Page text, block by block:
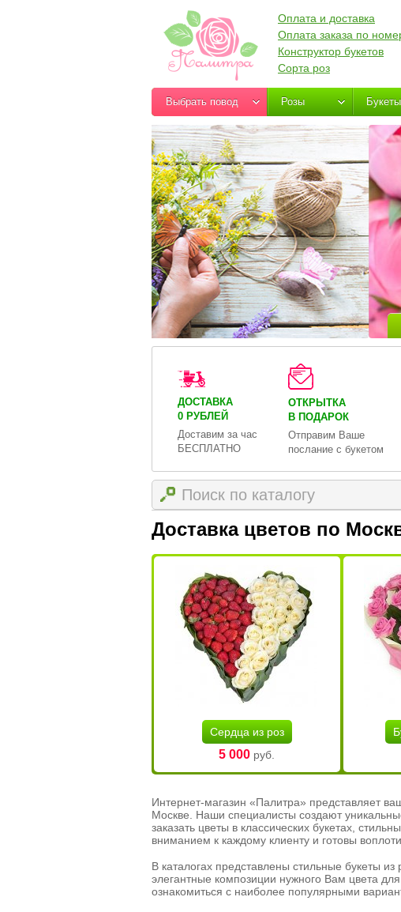
Оплата и доставка
Оплата заказа по
Конструктор букетов
Сорта роз
Выбрать повод Розы Букеты
ДОСТАВКА
0 РУБЛЕЙ
Доставим за час
БЕСПЛАТНО
ОТКРЫТКА
В ПОДАРОК
Отправим Ваше
послание с букетом
Доставка цветов по
Сердца из роз
5 000 руб.
Интернет-магазин «Палитра» представляет
Москве. Наши специалисты создают
заказать цветы в классических букетах,
вниманием к каждому клиенту и готовы
В каталогах представлены стильные букеты
элегантные композиции нужного Вам цвета
ознакомиться с наиболее популярными